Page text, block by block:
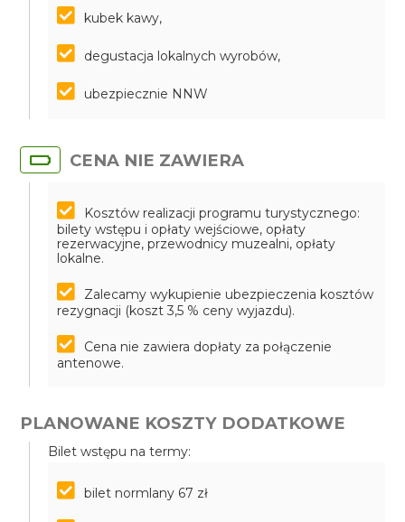
kubek kawy,
degustacja lokalnych wyrobów,
ubezpiecznie NNW
CENA NIE ZAWIERA
Kosztów realizacji programu turystycznego:
bilety wstępu i opłaty wejściowe, opłaty
rezerwacyjne, przewodnicy muzealni, opłaty
lokalne.
Zalecamy wykupienie ubezpieczenia kosztów
rezygnacji (koszt 3,5 % ceny wyjazdu).
Cena nie zawiera dopłaty za połączenie
antenowe.
PLANOWANE KOSZTY DODATKOWE
Bilet wstępu na termy:
bilet normlany 67 zł